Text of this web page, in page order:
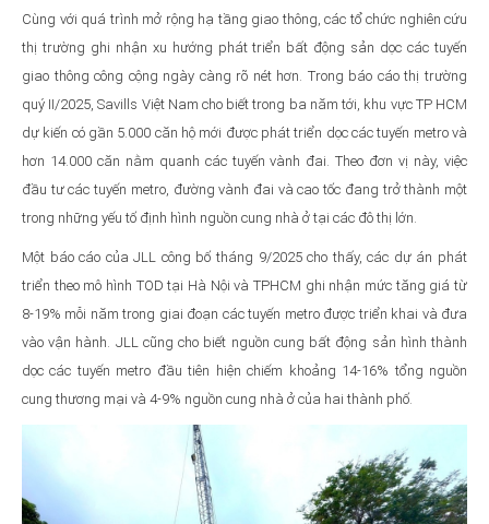
Cùng với quá trình mở rộng hạ tầng giao thông, các tổ chức nghiên cứu
thị trường ghi nhận xu hướng phát triển bất động sản dọc các tuyến
giao thông công cộng ngày càng rõ nét hơn. Trong báo cáo thị trường
quý II/2025, Savills Việt Nam cho biết trong ba năm tới, khu vực TP HCM
dự kiến có gần 5.000 căn hộ mới được phát triển dọc các tuyến metro và
hơn 14.000 căn nằm quanh các tuyến vành đai. Theo đơn vị này, việc
đầu tư các tuyến metro, đường vành đai và cao tốc đang trở thành một
trong những yếu tố định hình nguồn cung nhà ở tại các đô thị lớn.
Một báo cáo của JLL công bố tháng 9/2025 cho thấy, các dự án phát
triển theo mô hình TOD tại Hà Nội và TPHCM ghi nhận mức tăng giá từ
8-19% mỗi năm trong giai đoạn các tuyến metro được triển khai và đưa
vào vận hành. JLL cũng cho biết nguồn cung bất động sản hình thành
dọc các tuyến metro đầu tiên hiện chiếm khoảng 14-16% tổng nguồn
cung thương mại và 4-9% nguồn cung nhà ở của hai thành phố.